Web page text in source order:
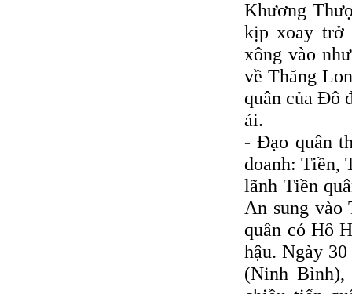
Khương
kịp xoay trở
xông vào
về Thăng
quân của Ðô
ải.
- Ðạo quân
doanh: Tiền,
lãnh Tiền
An sung vào
quân có Hô
hậu. Ngày
(Ninh Bình),